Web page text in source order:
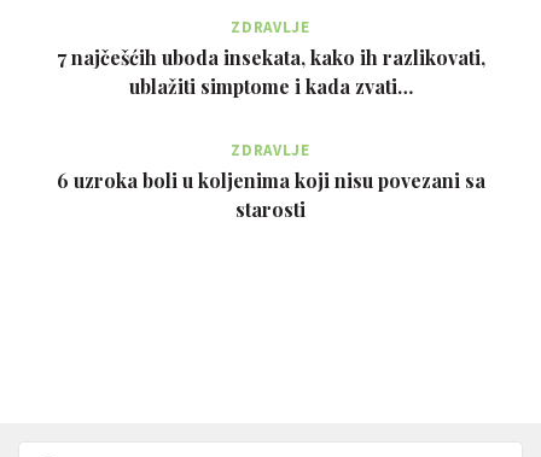
ZDRAVLJE
7 najčešćih uboda insekata, kako ih razlikovati,
ublažiti simptome i kada zvati…
ZDRAVLJE
6 uzroka boli u koljenima koji nisu povezani sa
starosti